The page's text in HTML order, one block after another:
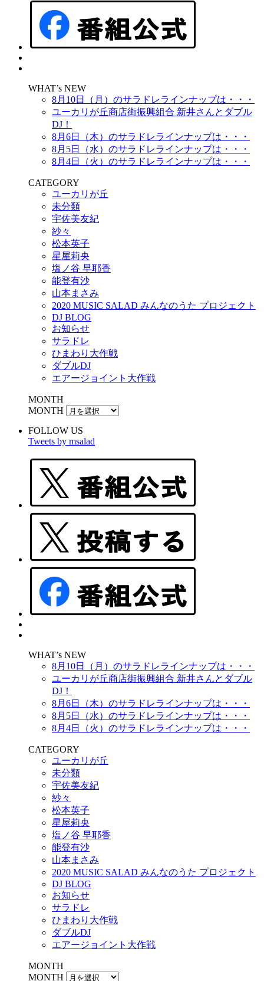
WHAT’s NEW
8月10日（月）のサラドレラインナップは・・・
ユーカリが丘商店街振興組合 新井さんとダブル
DJ！
8月6日（木）のサラドレラインナップは・・・
8月5日（水）のサラドレラインナップは・・・
8月4日（火）のサラドレラインナップは・・・
CATEGORY
ユーカリが丘
未分類
宇佐美友紀
紗々
松本英子
星屋莉央
塩ノ谷 早耶香
能登有沙
山本まさみ
2020 MUSIC SALAD みんなのうた プロジェクト
DJ BLOG
お知らせ
サラドレ
ひまわり大作戦
ダブルDJ
エアージョイント大作戦
MONTH
MONTH
FOLLOW US
Tweets by msalad
WHAT’s NEW
8月10日（月）のサラドレラインナップは・・・
ユーカリが丘商店街振興組合 新井さんとダブル
DJ！
8月6日（木）のサラドレラインナップは・・・
8月5日（水）のサラドレラインナップは・・・
8月4日（火）のサラドレラインナップは・・・
CATEGORY
ユーカリが丘
未分類
宇佐美友紀
紗々
松本英子
星屋莉央
塩ノ谷 早耶香
能登有沙
山本まさみ
2020 MUSIC SALAD みんなのうた プロジェクト
DJ BLOG
お知らせ
サラドレ
ひまわり大作戦
ダブルDJ
エアージョイント大作戦
MONTH
MONTH